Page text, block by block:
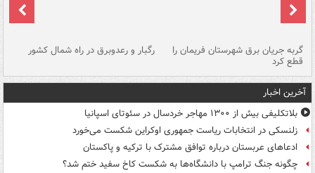
گربه جریان برق شهرستان فریمان را
قطع کرد
رگبار و رعدوبرق در راه شمال کشور
آخرین اخبار
بلاتکلیفی بیش از ۱۳۰۰ مهاجر خردسال در سئوتای اسپانیا
زلنسکی در انتخابات ریاست جمهوری اوکراین شکست می‌خورد
ادعاهای عربستان درباره توافق مشترک با ترکیه و پاکستان
چگونه جنگ ترامپ با دانشگاه‌ها به شکست کاخ سفید ختم شد؟